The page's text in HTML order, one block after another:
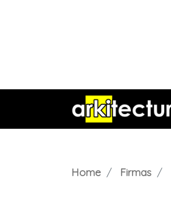
Home Firmas